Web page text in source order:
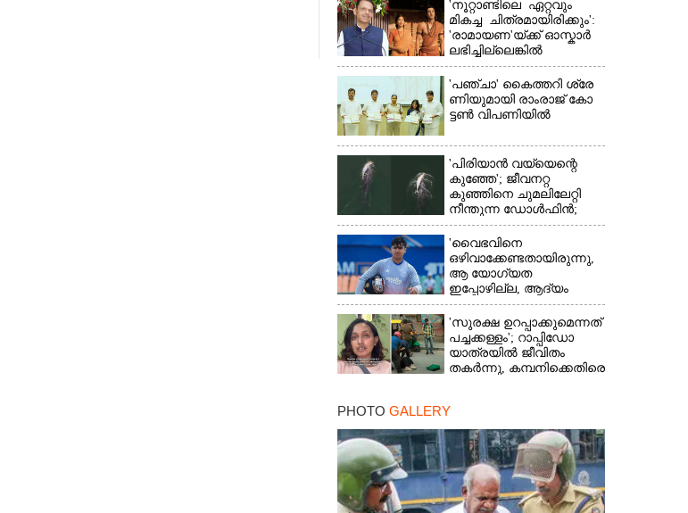
'നൂറ്റാണ്ടിലെ ഏറ്റവും
മികച്ച ചിത്രമായിരിക്കും':
'രാമായണ'യ്ക്ക് ഓസ്കാ‌ർ
ലഭിച്ചില്ലെങ്കിൽ
നിരാശനാകുമെന്ന്
ദേവേന്ദ്ര ഫഡ്നാവിസ്
'​പ​ഞ്ചാ​'​ ​കൈ​ത്ത​റി​ ​ശ്രേ​
ണി​യു​മാ​യി​ ​രാം​രാ​ജ് ​കോ​
ട്ടൺ വിപണിയിൽ
'പിരിയാൻ വയ്യെന്റെ
കുഞ്ഞേ'; ജീവനറ്റ
കുഞ്ഞിനെ ചുമലിലേറ്റി
നീന്തുന്ന ഡോൾഫിൻ;
കടലിലെ വൈകാരിക
നിമിഷങ്ങൾ
'വൈഭവിനെ
ഒഴിവാക്കേണ്ടതായിരുന്നു,​
ആ യോഗ്യത
ഇപ്പോഴില്ല, ആദ്യം
എല്ലാം പഠിക്കട്ടെ';
നിർദേശവുമായി മുൻ
ക്രിക്കറ്റ് താരം
'സുരക്ഷ ഉറപ്പാക്കുമെന്നത്
പച്ചക്കള്ളം'; റാപ്പിഡോ
യാത്രയിൽ ജീവിതം
തകർന്നു, കമ്പനിക്കെതിരെ
PHOTO GALLERY